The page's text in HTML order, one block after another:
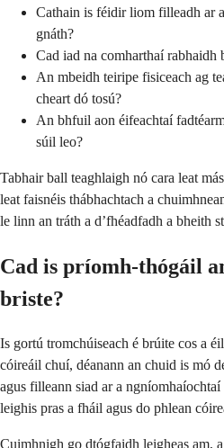
Cathain is féidir liom filleadh ar
gnáth?
Cad iad na comharthaí rabhaidh
An mbeidh teiripe fisiceach ag
cheart dó tosú?
An bhfuil aon éifeachtaí
súil leo?
Tabhair ball teaghlaigh nó cara leat
leat faisnéis thábhachtach a
le linn an tráth a d’fhéadfadh a bheith
Cad is príomh-thógáil
briste?
Is gortú tromchúiseach é brúite cos a
cóireáil chuí, déanann an chuid is mó
agus filleann siad ar a
leighis pras a fháil agus do phlean
Cuimhnigh go dtógfaidh leigheas am,